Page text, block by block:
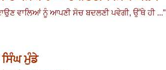
ਵਾਲਿਆਂ ਨੂੰ ਆਪਣੀ ਸੋਚ ਬਦਲਣੀ ਪਵੇਗੀ, ਉੱਥੇ ਹੀ ...”
ਸਿੰਘ ਮੁੰਡੇ